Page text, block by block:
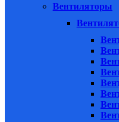
Вентиляторы